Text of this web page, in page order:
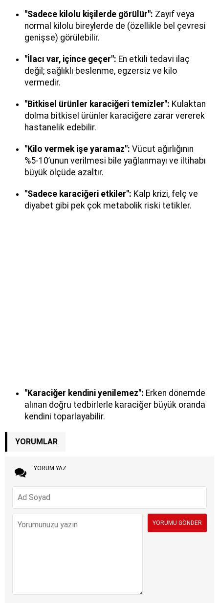
"Sadece kilolu kişilerde görülür": Zayıf veya
normal kilolu bireylerde de (özellikle bel çevresi
genişse) görülebilir.
"İlacı var, içince geçer": En etkili tedavi ilaç
değil; sağlıklı beslenme, egzersiz ve kilo
vermedir.
"Bitkisel ürünler karaciğeri temizler": Kulaktan
dolma bitkisel ürünler karaciğere zarar vererek
hastanelik edebilir.
"Kilo vermek işe yaramaz": Vücut ağırlığının
%5-10’unun verilmesi bile yağlanmayı ve iltihabı
büyük ölçüde azaltır.
"Sadece karaciğeri etkiler": Kalp krizi, felç ve
diyabet gibi pek çok metabolik riski tetikler.
"Karaciğer kendini yenilemez": Erken dönemde
alınan doğru tedbirlerle karaciğer büyük oranda
kendini toparlayabilir.
YORUMLAR
YORUM YAZ